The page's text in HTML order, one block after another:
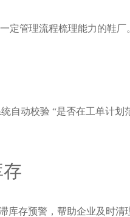
定管理流程梳理能力的鞋厂
自动校验 “是否在工单计
库存预警，帮助企业及时